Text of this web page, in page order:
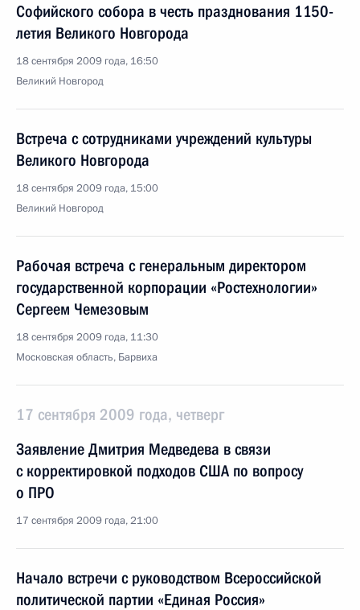
Софийского собора в честь празднования 1150-
летия Великого Новгорода
18 сентября 2009 года, 16:50
Великий Новгород
Встреча с сотрудниками учреждений культуры
Великого Новгорода
18 сентября 2009 года, 15:00
Великий Новгород
Рабочая встреча с генеральным директором
государственной корпорации «Ростехнологии»
Сергеем Чемезовым
18 сентября 2009 года, 11:30
Московская область, Барвиха
17 сентября 2009 года, четверг
Заявление Дмитрия Медведева в связи
с корректировкой подходов США по вопросу
о ПРО
17 сентября 2009 года, 21:00
Начало встречи с руководством Всероссийской
политической партии «Единая Россия»